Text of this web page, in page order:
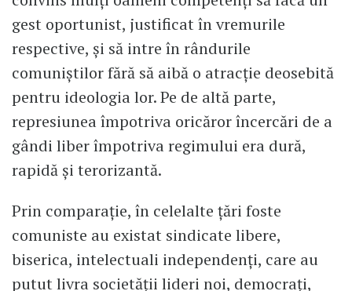
gest oportunist, justificat în vremurile
respective, și să intre în rândurile
comuniștilor fără să aibă o atracție deosebită
pentru ideologia lor. Pe de altă parte,
represiunea împotriva oricăror încercări de a
gândi liber împotriva regimului era dură,
rapidă și terorizantă.
Prin comparație, în celelalte țări foste
comuniste au existat sindicate libere,
biserica, intelectuali independenți, care au
putut livra societății lideri noi, democrați,